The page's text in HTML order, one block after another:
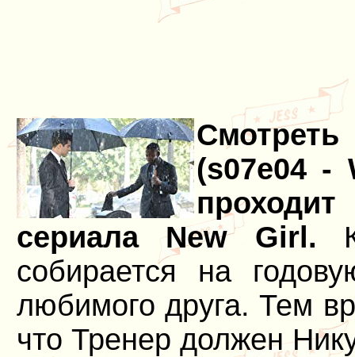
(s07e04 -
сериала New Girl.
собирается на
любимого друга. Тем
что Тренер должен